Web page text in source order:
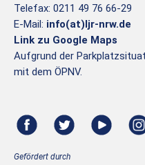
Telefax: 0211 49 76 66-29
E-Mail: info(at)ljr-nrw.de
Link zu Google Maps
Aufgrund der
mit dem ÖPNV.
Gefördert durch